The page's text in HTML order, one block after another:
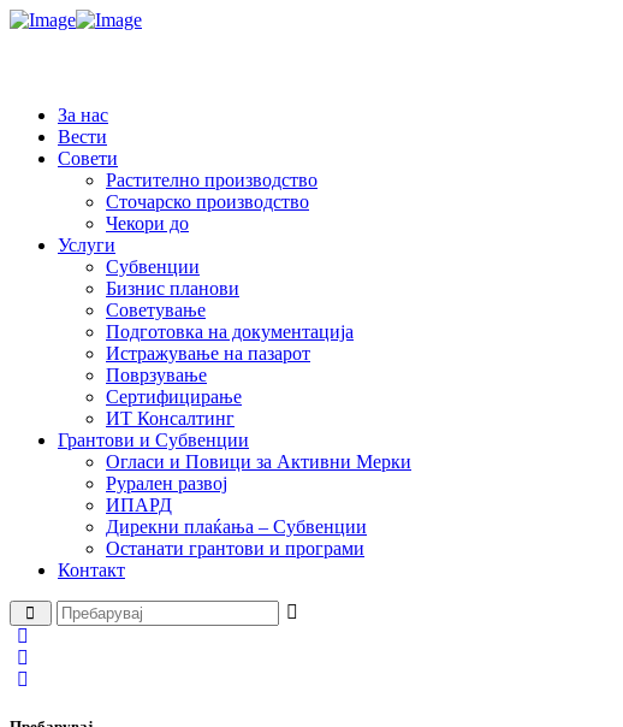
За нас
Вести
Совети
Растително производство
Сточарско производство
Чекори до
Услуги
Субвенции
Бизнис планови
Советување
Подготовка на документација
Истражување на пазарот
Поврзување
Сертифицирање
ИТ Консалтинг
Грантови и Субвенции
Огласи и Повици за Активни Мерки
Рурален развој
ИПАРД
Дирекни плаќања – Субвенции
Останати грантови и програми
Контакт